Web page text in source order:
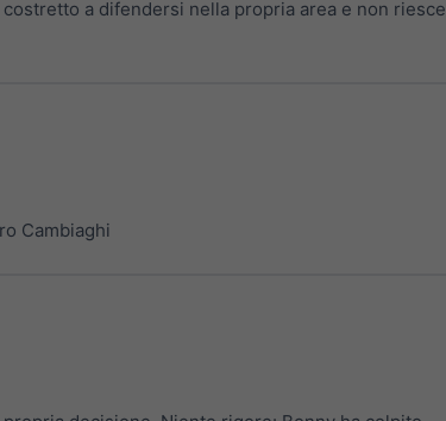
a difendersi nella propria area e non riesce
Cambiaghi